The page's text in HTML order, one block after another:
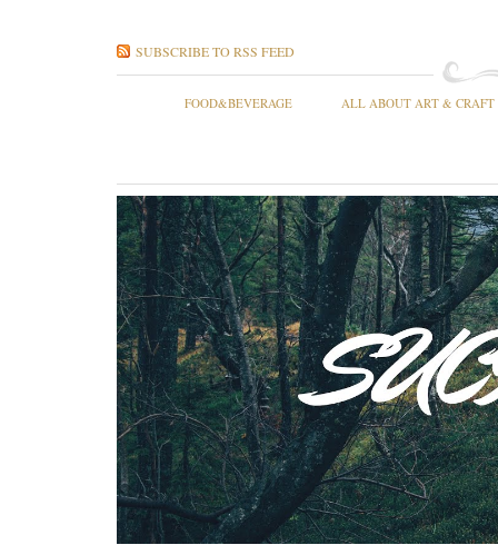
SUBSCRIBE TO RSS FEED
FOOD&BEVERAGE ALL ABOUT ART & CRAFT